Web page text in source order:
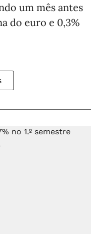
um mês antes
do euro e 0,3%